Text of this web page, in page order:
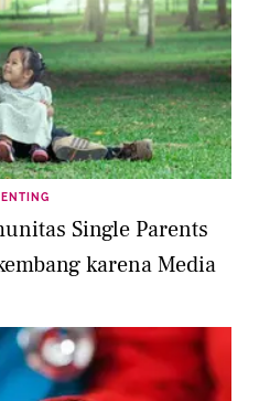
Single Parents
karena Media